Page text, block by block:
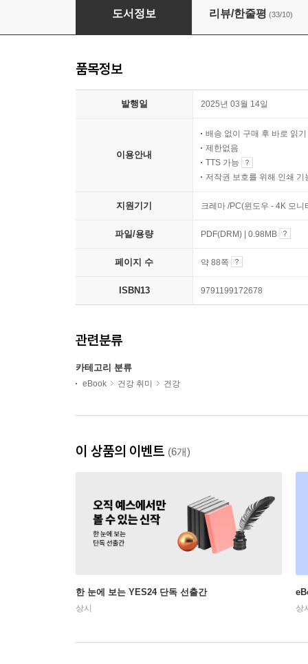
요가자격증 입문서 명상이 있는 요가
도서정보 리뷰/한줄평 (33/10)
품목정보
발행일 2025년 03월 14일
이용안내
배송 없이 구매 후 바로 읽기
제한없음
TTS 가능
저작권 보호를 위해 인쇄 기
지원기기 크레마 /PC(윈도우 - 4K 모
파일/용량 PDF(DRM) | 0.98MB
페이지 수 약 88쪽
ISBN13 9791199172678
관련분류
카테고리 분류
eBook 건강 취미 건강
이 상품의 이벤트 (6개)
한 눈에 보는 YES24 단독 선출간
상시 상